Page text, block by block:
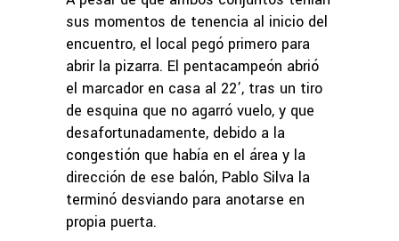
sus momentos de tenencia al inicio del
encuentro, el local pegó primero para
abrir la pizarra. El pentacampeón abrió
el marcador en casa al 22’, tras un tiro
de esquina que no agarró vuelo, y que
desafortunadamente, debido a la
congestión que había en el área y la
dirección de ese balón, Pablo Silva la
terminó desviando para anotarse en
propia puerta.